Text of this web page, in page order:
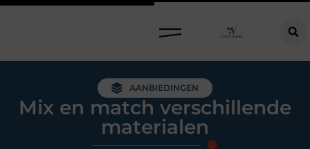
AANBIEDINGEN
Mix en match verschillende
materialen